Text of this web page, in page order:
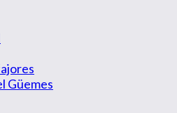
Güemes